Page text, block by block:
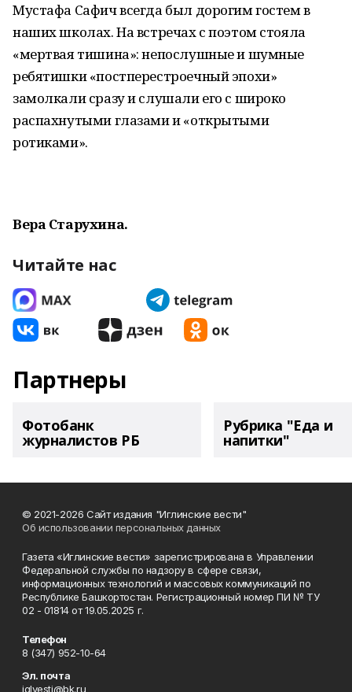
Мустафа Сафич всегда был дорогим гостем в
наших школах. На встречах с поэтом стояла
«мертвая тишина»: непослушные и шумные
ребятишки «постперестроечный эпохи»
замолкали сразу и слушали его с широко
распахнутыми глазами и «открытыми
ротиками».
Вера Старухина.
Читайте нас
Партнеры
Фотобанк
журналистов РБ
Рубрика "Еда и
напитки"
© 2021-2026 Сайт издания "Иглинские вести"
Об использовании персональных данных
Газета «Иглинские вести» зарегистрирована в Управлении
Федеральной службы по надзору в сфере связи,
информационных технологий и массовых коммуникаций по
Республике Башкортостан. Регистрационный номер ПИ № ТУ
02 - 01814 от 19.05.2025 г.
Телефон
8 (347) 952-10-64
Эл. почта
iglvesti@bk.ru